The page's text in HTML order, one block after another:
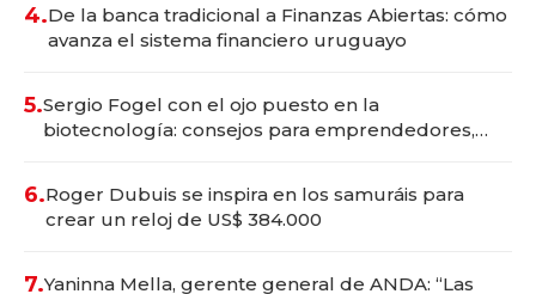
4.De la banca tradicional a Finanzas Abiertas: cómo
avanza el sistema financiero uruguayo
5.Sergio Fogel con el ojo puesto en la
biotecnología: consejos para emprendedores,
6.Roger Dubuis se inspira en los samuráis para
crear un reloj de US$ 384.000
7.Yaninna Mella, gerente general de ANDA: “Las